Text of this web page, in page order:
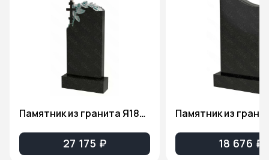
Памятник из гранита Я1806
27 175 ₽
Памятник из
18 676 ₽